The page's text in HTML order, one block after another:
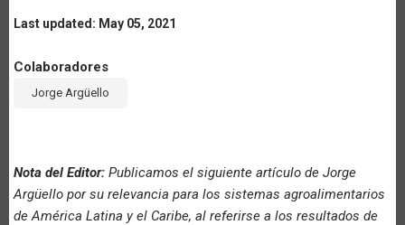
Last updated: May 05, 2021
Colaboradores
Jorge Argüello
Nota del Editor: Publicamos el siguiente artículo de Jorge
Argüello por su relevancia para los sistemas agroalimentarios
de América Latina y el Caribe, al referirse a los resultados de